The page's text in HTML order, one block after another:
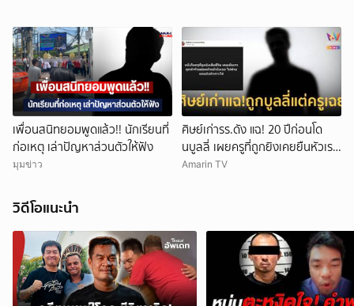
เพื่อนสนิทยอมพูดแล้ว!! นักเรียนที่
ก่อเหตุ เล่าปัญหาส่วนตัวให้ฟัง
มุมข่าว
ศิษย์เก่ารร.ดัง แฉ! 20 ปีก่อนโด
นบูลลี่ เผยครูที่ถูกยิงเคยยืนหัวเราะ
ใส่
Amarin TV
วิดีโอแนะนำ
ยกเลิก